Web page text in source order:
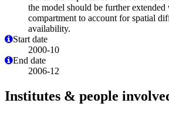
the model should be further
compartment to account for spatial
availability.
Start date
2000-10
End date
2006-12
Institutes & people